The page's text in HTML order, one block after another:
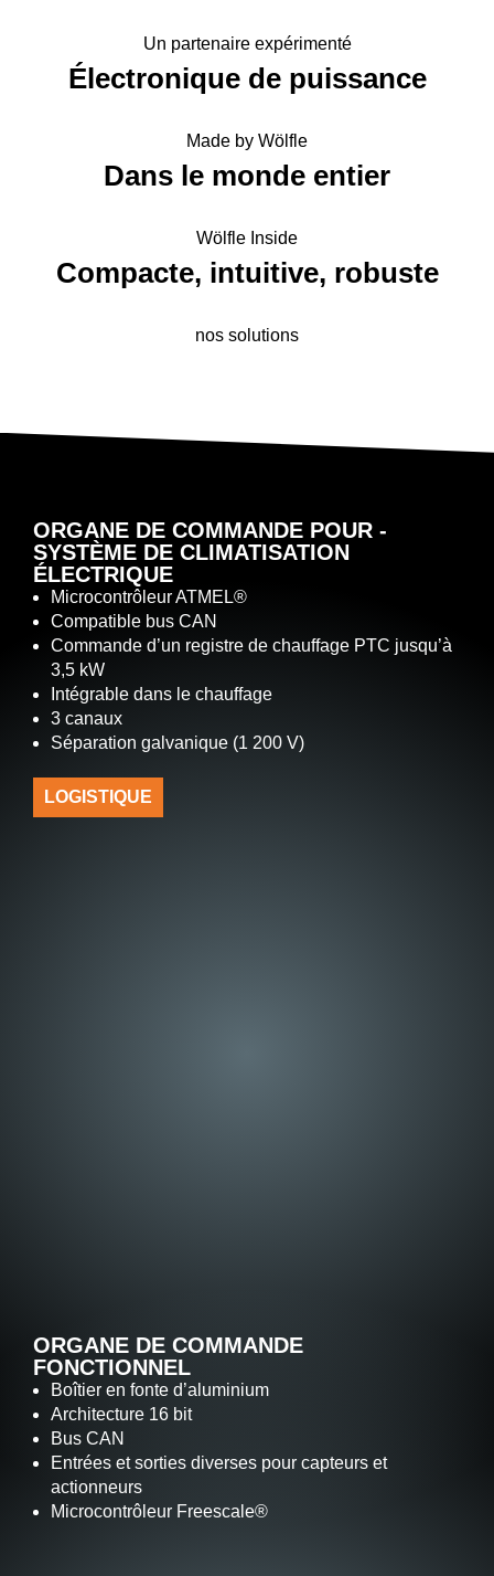
Un partenaire expérimenté
Électronique ­de puissance
Made by Wölfle
Dans le monde entier
Wölfle Inside
Compacte, intuitive, robuste
nos solutions
ORGANE DE COMMANDE POUR ­
SYSTÈME DE CLIMATISATION
ÉLECTRIQUE
Microcontrôleur ATMEL®
Compatible bus CAN
Commande d’un registre de chauffage PTC jusqu’à
3,5 kW
Intégrable dans le chauffage
3 canaux
Séparation galvanique (1 200 V)
LOGISTIQUE
ORGANE DE COMMANDE
FONCTIONNEL
Boîtier en fonte d’aluminium
Architecture 16 bit
Bus CAN
Entrées et sorties diverses pour capteurs et
actionneurs
Microcontrôleur Freescale®